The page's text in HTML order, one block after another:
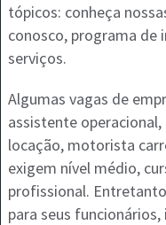
tópicos: conheça
conosco, programa de
serviços.
Algumas vagas de
assistente
locação, motorista
exigem nível médio,
profissional.
para seus